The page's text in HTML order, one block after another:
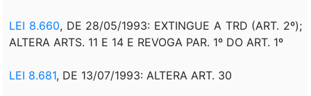
LEI 8.660, DE 28/05/1993: EXTINGUE A TRD (ART. 2º);
ALTERA ARTS. 11 E 14 E REVOGA PAR. 1º DO ART. 1º
LEI 8.681, DE 13/07/1993: ALTERA ART. 30